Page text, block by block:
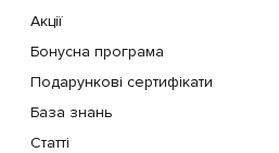
Акції
Бонусна програма
Подарункові сертифікати
База знань
Статті